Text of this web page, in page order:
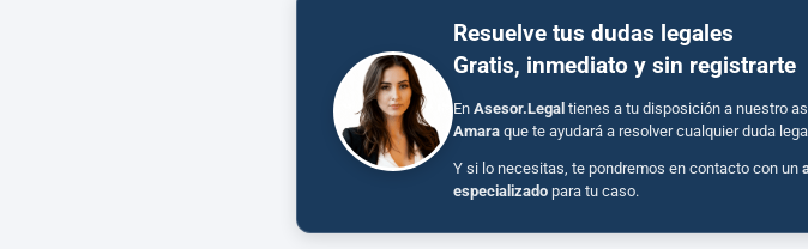
Resuelve tus dudas legales
Gratis, inmediato y sin registrarte
En Asesor.Legal tienes a tu disposición a nuestro
Amara que te ayudará a resolver cualquier duda
Y si lo necesitas, te pondremos en contacto con un
especializado para tu caso.